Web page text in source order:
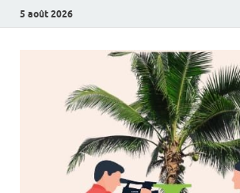
5 août 2026